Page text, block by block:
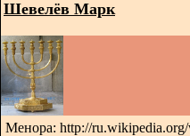
Шевелёв Марк
Менора: http://